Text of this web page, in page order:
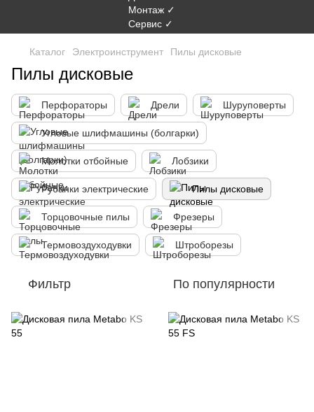
Каталог Электроинструмент Пилы дисковые
Пилы дисковые
Перфораторы Дрели Шуруповерты
Угловые шлифмашины (болгарки)
Молотки отбойные Лобзики
Рубанки электрические Пилы дисковые
Торцовочные пилы Фрезеры
Термовоздуходувки Штроборезы
Фильтр По популярности